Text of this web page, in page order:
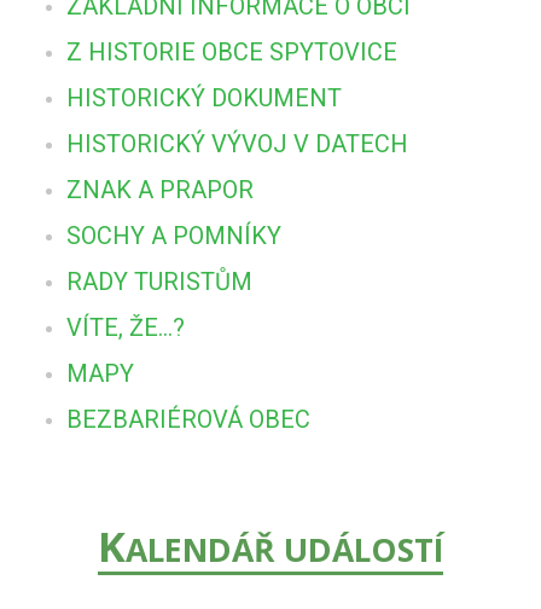
Z HISTORIE OBCE SPYTOVICE
HISTORICKÝ DOKUMENT
HISTORICKÝ VÝVOJ V DATECH
ZNAK A PRAPOR
SOCHY A POMNÍKY
RADY TURISTŮM
VÍTE, ŽE...?
MAPY
BEZBARIÉROVÁ OBEC
KALENDÁŘ UDÁLOSTÍ